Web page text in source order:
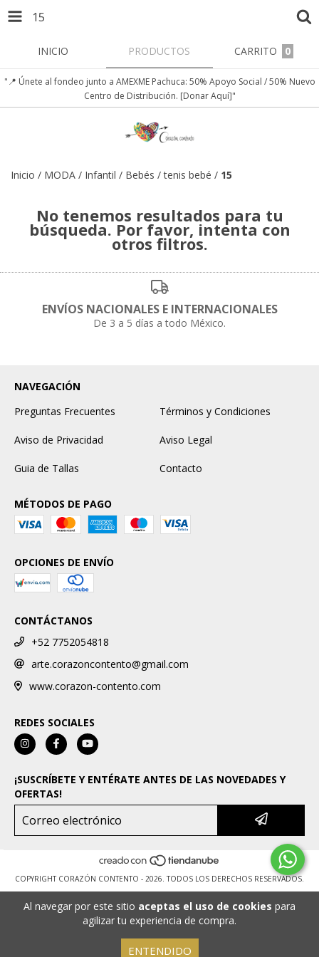
15
INICIO PRODUCTOS CARRITO 0
Al navegar por este sitio aceptas el uso de cookies para
agilizar tu experiencia de compra.
ENTENDIDO
"📍 Únete al fondeo junto a AMEXME Pachuca: 50% Apoyo Social / 50% Nuevo
Centro de Distribución. [Donar Aquí]"
Inicio / MODA / Infantil / Bebés / tenis bebé / 15
No tenemos resultados para tu
búsqueda. Por favor, intenta con
otros filtros.
ENVÍOS NACIONALES E INTERNACIONALES
De 3 a 5 días a todo México.
NAVEGACIÓN
Preguntas Frecuentes
Términos y Condiciones
Aviso de Privacidad Aviso Legal
Guia de Tallas Contacto
MÉTODOS DE PAGO
OPCIONES DE ENVÍO
CONTÁCTANOS
+52 7752054818
arte.corazoncontento@gmail.com
www.corazon-contento.com
REDES SOCIALES
¡SUSCRÍBETE Y ENTÉRATE ANTES DE LAS NOVEDADES Y
OFERTAS!
COPYRIGHT CORAZÓN CONTENTO - 2026. TODOS LOS DERECHOS RESERVADOS.